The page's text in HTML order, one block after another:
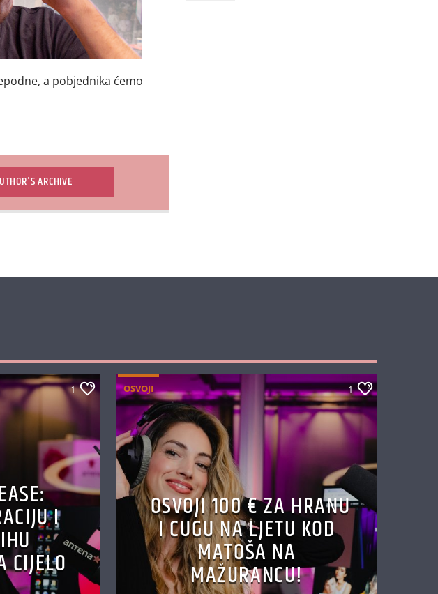
a pobjednika ćemo
ARCHIVE
1
I
CIJELO
OSVOJI 1
OSVOJI 100 € ZA HRANU
I CUGU NA LJETU KOD
MATOŠA NA
MAŽURANCU!